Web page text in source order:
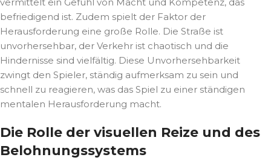
vermittelt ein Gefühl von Macht und Kompetenz, das
befriedigend ist. Zudem spielt der Faktor der
Herausforderung eine große Rolle. Die Straße ist
unvorhersehbar, der Verkehr ist chaotisch und die
Hindernisse sind vielfältig. Diese Unvorhersehbarkeit
zwingt den Spieler, ständig aufmerksam zu sein und
schnell zu reagieren, was das Spiel zu einer ständigen
mentalen Herausforderung macht.
Die Rolle der visuellen Reize und des
Belohnungssystems